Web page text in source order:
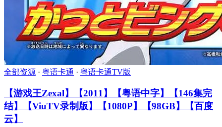
全部资源 · 粤语卡通 · 粤语卡通TV版
【游戏王Zexal】【2011】【粤语中字】【146集完
结】【ViuTV录制版】【1080P】【98GB】【百度
云】